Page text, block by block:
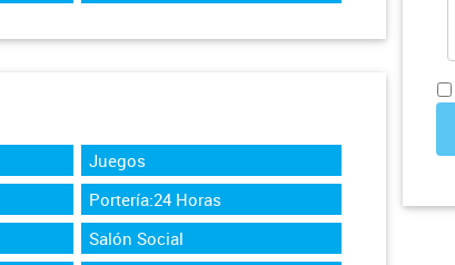
Juegos
Portería:24 Horas
Salón Social